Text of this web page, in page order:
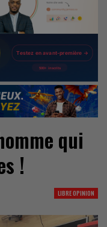
qui
!
LIBRE OPINION